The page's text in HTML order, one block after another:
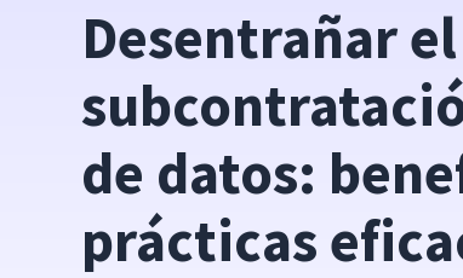
Desentrañar
de datos:
prácticas